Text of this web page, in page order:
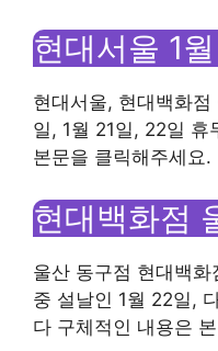
현대서울 1
현대서울, 현대백화점
일, 1월 21일, 22일 휴
본문을 클릭해주세요.
현대백화점
울산 동구점 현대백
중 설날인 1월 22일,
다 구체적인 내용은